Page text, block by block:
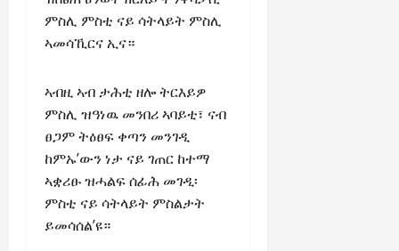
ምስሊ ምስቲ ናይ ሳትላይት ምስሊ
ኣመሳኺርና ኢና።
ኣብዚ ኣብ ታሕቲ ዘሎ ትርእይዎ
ምስሊ ዝዓነዉ መንበሪ ኣባይቲ፣ ናብ
ፀጋም ትዕፀፍ ቀጣን መንገዲ
ከምኡ’ውን ነታ ናይ ገጠር ከተማ
ኣቋሪፁ ዝሓልፍ ሰፊሕ መገዲ፡
ምስቲ ናይ ሳትላይት ምስልታት
ይመሳሰል’ዩ።